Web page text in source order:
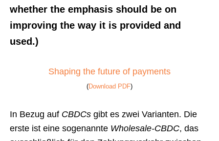
whether the emphasis should be on
improving the way it is provided and
used.)
Shaping the future of payments
(Download PDF)
In Bezug auf CBDCs gibt es zwei Varianten. Die
erste ist eine sogenannte Wholesale-CBDC, das